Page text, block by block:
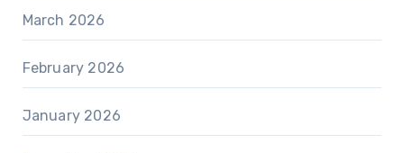
March 2026
February 2026
January 2026